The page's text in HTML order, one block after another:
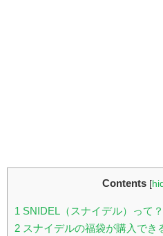
Contents [
1 SNIDEL（スナイデル）って？
2 スナイデルの福袋が購入でき